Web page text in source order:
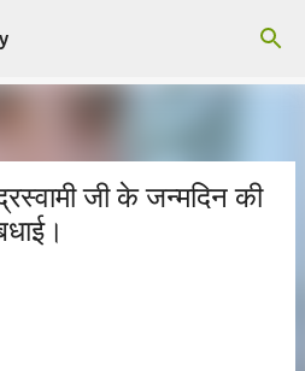
main content
जी के जन्मदिन की